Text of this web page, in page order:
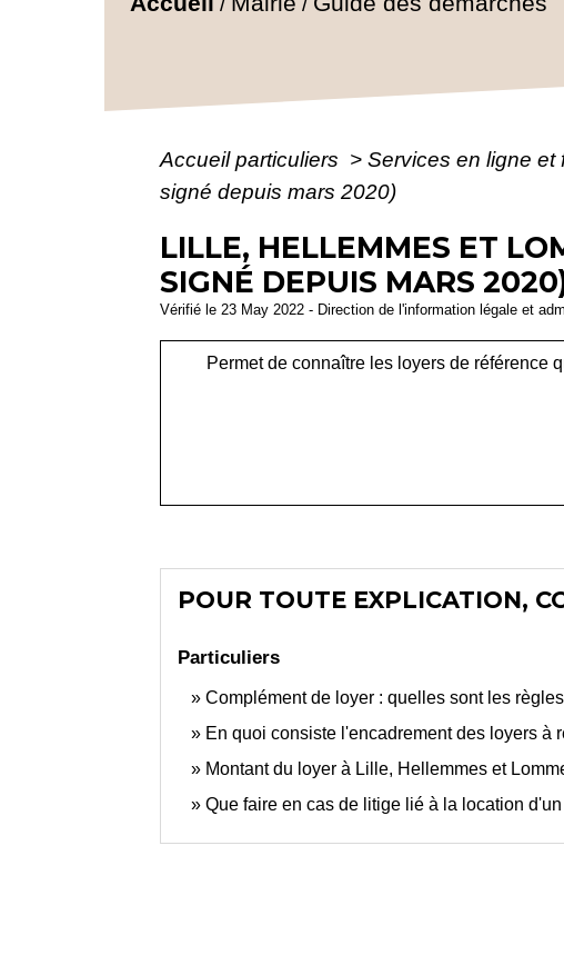
Accueil particuliers > Services en ligne et
signé depuis mars 2020)
LILLE, HELLEMMES ET
SIGNÉ DEPUIS MARS
Vérifié le 23 May 2022 - Direction de l'information légale et
Permet de connaître les loyers de référence
POUR TOUTE EXPLICATION,
Particuliers
Complément de loyer : quelles sont les
En quoi consiste l'encadrement des loyers à
Montant du loyer à Lille, Hellemmes et
Que faire en cas de litige lié à la location